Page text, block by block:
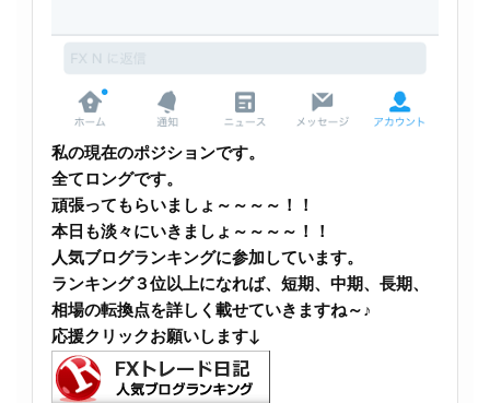
私の現在のポジションです。
全てロングです。
頑張ってもらいましょ～～～～！！
本日も淡々にいきましょ～～～～！！
人気ブログランキングに参加しています。
ランキング３位以上になれば、短期、中期、長期、
相場の転換点を詳しく載せていきますね～♪
応援クリックお願いします↓